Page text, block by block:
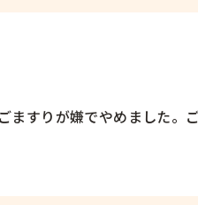
ますりが嫌でやめました。